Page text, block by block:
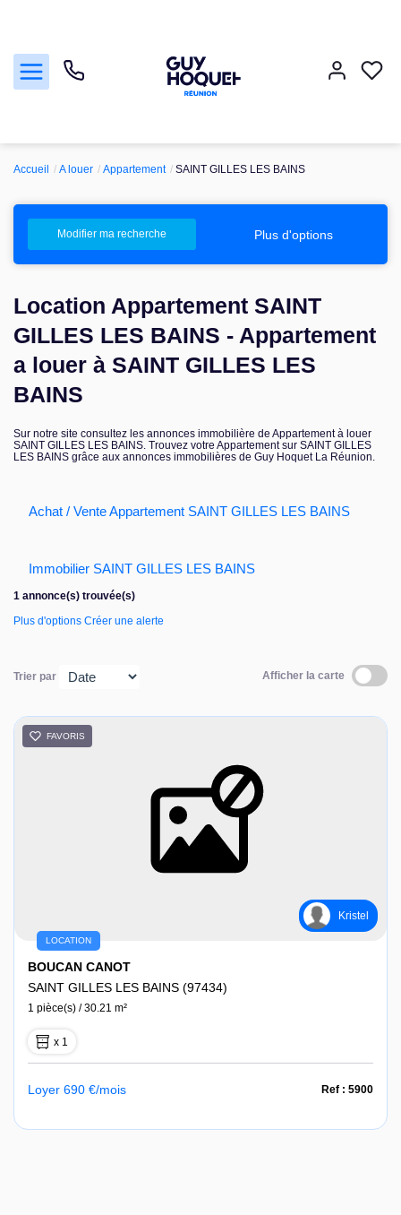
Vendre
Faire gérer
Nos agences
Nous contacter
Accueil A louer Appartement SAINT GILLES LES BAINS
Modifier ma recherche Plus d'options
Location Appartement SAINT
GILLES LES BAINS - Appartement
a louer à SAINT GILLES LES
BAINS
Sur notre site consultez les annonces immobilière de Appartement à louer
SAINT GILLES LES BAINS. Trouvez votre Appartement sur SAINT GILLES
LES BAINS grâce aux annonces immobilières de Guy Hoquet La Réunion.
Achat / Vente Appartement SAINT GILLES LES BAINS
Immobilier SAINT GILLES LES BAINS
1 annonce(s) trouvée(s)
Plus d'options Créer une alerte
Trier par Afficher la carte
FAVORIS
Kristel
LOCATION
BOUCAN CANOT
SAINT GILLES LES BAINS (97434)
1 pièce(s) / 30.21 m²
x 1
Loyer 690 €/mois Ref : 5900